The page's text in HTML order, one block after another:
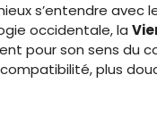
s’entendre avec
occidentale, la
pour son sens du
plus